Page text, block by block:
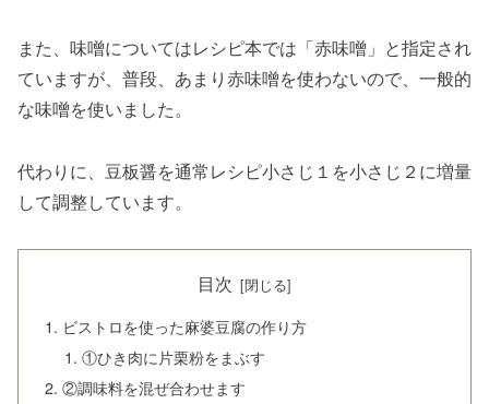
また、味噌についてはレシピ本では「赤味噌」と指定され
ていますが、普段、あまり赤味噌を使わないので、一般的
な味噌を使いました。
代わりに、豆板醤を通常レシピ小さじ１を小さじ２に増量
して調整しています。
目次
ビストロを使った麻婆豆腐の作り方
①ひき肉に片栗粉をまぶす
②調味料を混ぜ合わせます